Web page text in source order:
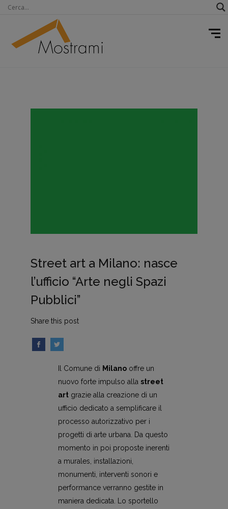
Street art a Milano: nasce
l’ufficio “Arte negli Spazi
Pubblici”
Share this post
Il Comune di Milanooffre un
nuovo forte impulso alla street
artgrazie alla creazione di un
ufficio dedicato a semplificare il
processo autorizzativo per i
progetti di arte urbana. Da questo
momento in poi proposte inerenti
a murales, installazioni,
monumenti, interventi sonori e
performance verranno gestite in
maniera dedicata. Lo sportello